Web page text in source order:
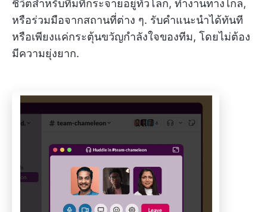
ชีวิตสำหรับทีมที่กระจายอยู่ทั่วโลก, ทำงานทางไกล,
หรือร่วมมือจากสถานที่ต่าง ๆ. รับคำแนะนำได้ทันที
หรือเพียงแค่กระตุ้นขวัญกำลังใจของทีม, โดยไม่ต้อง
มีความยุ่งยาก.